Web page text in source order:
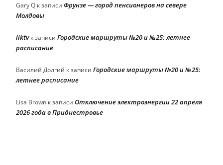
Gary Q к записи Фрунзе — город пенсионеров на севере
Молдовы
liktvк записи Городские маршруты №20 и №25: летнее
расписание
Василий Долгий к записи Городские маршруты №20 и №25:
летнее расписание
Lisa Brown к записи Отключение электроэнергии 22 апреля
2026 года в Приднестровье